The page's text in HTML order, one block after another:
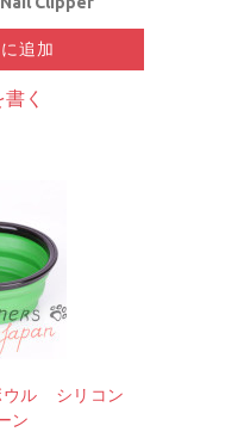
追加
く
ウル シリコン
ン